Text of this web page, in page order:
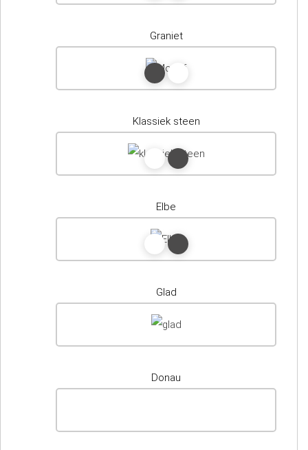
Graniet
Klassiek steen
Elbe
Glad
Donau